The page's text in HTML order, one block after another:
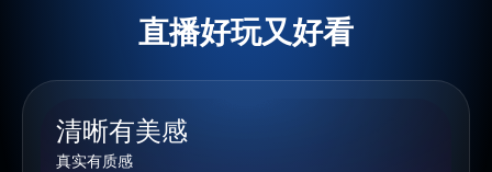
直播好玩又好看
清晰有美感
真实有质感